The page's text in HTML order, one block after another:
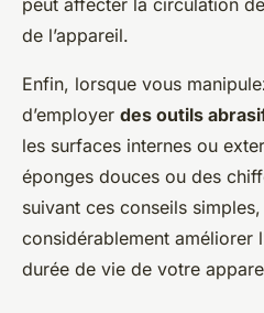
peut affecter la circulation
de l’appareil.
Enfin, lorsque vous
d’employer des outils
les surfaces internes ou
éponges douces ou des
suivant ces conseils
considérablement améliorer
durée de vie de votre